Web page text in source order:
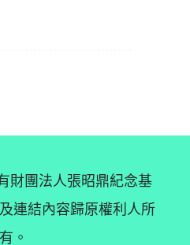
財團法人張昭鼎紀念基
連結內容歸原權利人所
有。